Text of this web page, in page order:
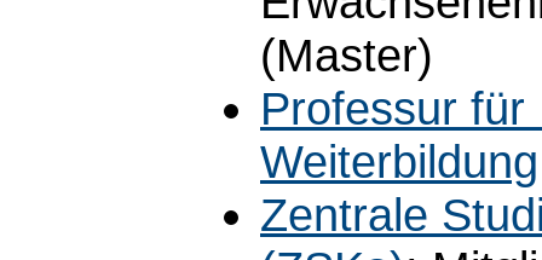
(Master)
Professur für
Weiterbildung
Zentrale